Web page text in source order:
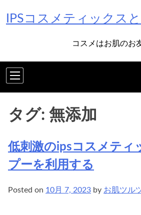
IPSコスメティックス
コスメはお肌のお
タグ: 無添加
低刺激のipsコスメティ
プーを利用する
Posted on 10月 7, 2023 by お肌ツル